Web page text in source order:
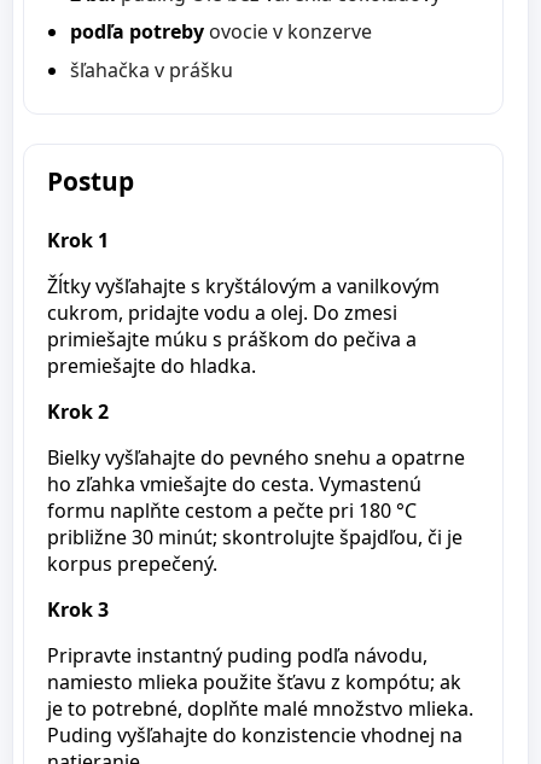
podľa potreby ovocie v konzerve
šľahačka v prášku
Postup
Krok 1
Žĺtky vyšľahajte s kryštálovým a vanilkovým
cukrom, pridajte vodu a olej. Do zmesi
primiešajte múku s práškom do pečiva a
premiešajte do hladka.
Krok 2
Bielky vyšľahajte do pevného snehu a opatrne
ho zľahka vmiešajte do cesta. Vymastenú
formu naplňte cestom a pečte pri 180 °C
približne 30 minút; skontrolujte špajdľou, či je
korpus prepečený.
Krok 3
Pripravte instantný puding podľa návodu,
namiesto mlieka použite šťavu z kompótu; ak
je to potrebné, doplňte malé množstvo mlieka.
Puding vyšľahajte do konzistencie vhodnej na